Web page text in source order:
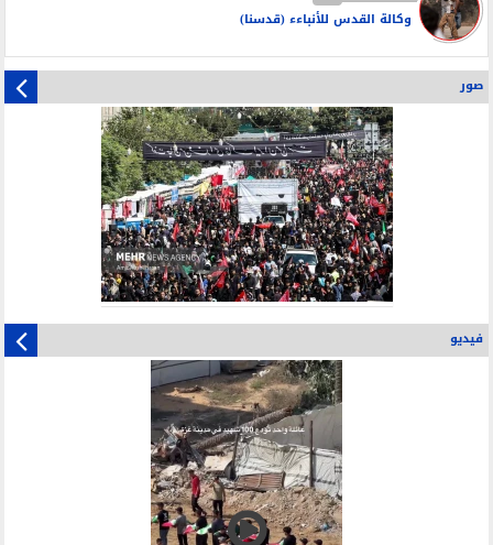
وكالة القدس للأنباءء (قدسنا)
صور
فيديو